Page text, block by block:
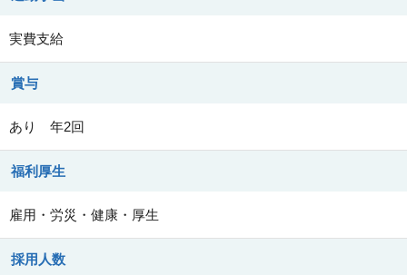
実費支給
賞与
あり 年2回
福利厚生
雇用・労災・健康・厚生
採用人数